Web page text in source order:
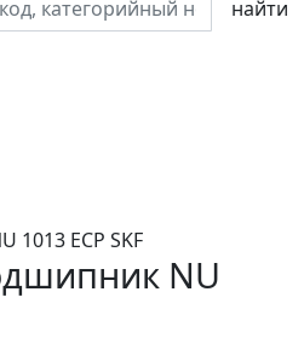
1013 ECP SKF
NU